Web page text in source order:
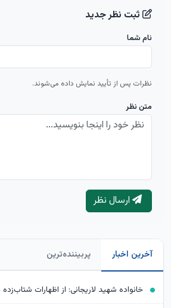
ثبت نظر جدید
نام شما
نظرات پس از تأیید نمایش داده می‌شوند.
متن نظر
ارسال نظر
آخرین اخبار پربیننده‌ترین